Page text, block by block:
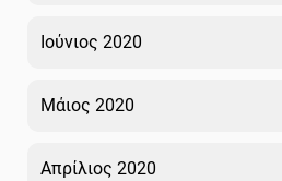
Ιούνιος 2020
Μάιος 2020
Απρίλιος 2020